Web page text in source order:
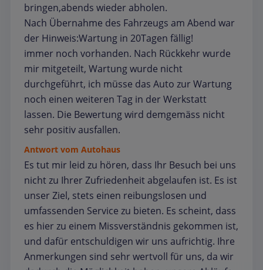
bringen,abends wieder abholen.
Nach Übernahme des Fahrzeugs am Abend war
der Hinweis:Wartung in 20Tagen fällig!
immer noch vorhanden. Nach Rückkehr wurde
mir mitgeteilt, Wartung wurde nicht
durchgeführt, ich müsse das Auto zur Wartung
noch einen weiteren Tag in der Werkstatt
lassen. Die Bewertung wird demgemäss nicht
sehr positiv ausfallen.
Antwort vom Autohaus
Es tut mir leid zu hören, dass Ihr Besuch bei uns
nicht zu Ihrer Zufriedenheit abgelaufen ist. Es ist
unser Ziel, stets einen reibungslosen und
umfassenden Service zu bieten. Es scheint, dass
es hier zu einem Missverständnis gekommen ist,
und dafür entschuldigen wir uns aufrichtig. Ihre
Anmerkungen sind sehr wertvoll für uns, da wir